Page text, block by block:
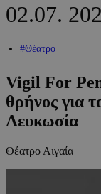
02.07.
#Θέατρο
Vigil For
θρήνος για
Λευκωσία
Θέατρο Αιγαία